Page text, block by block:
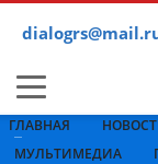
Диалог»
ГЛАВНАЯ
МУЛЬТИМЕДИА